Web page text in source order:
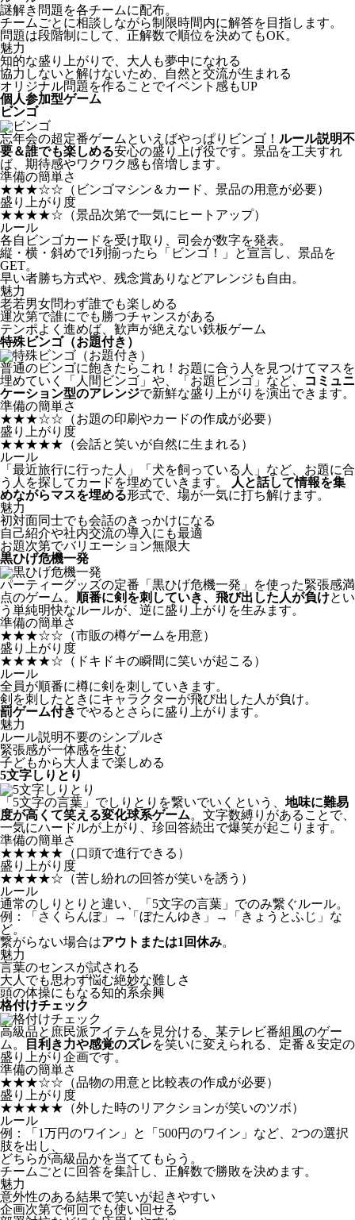
謎解き問題を各チームに配布。
チームごとに相談しながら制限時間内に解答を目指します。
問題は段階制にして、正解数で順位を決めてもOK。
魅力
知的な盛り上がりで、大人も夢中になれる
協力しないと解けないため、自然と交流が生まれる
オリジナル問題を作ることでイベント感もUP
個人参加型ゲーム
ビンゴ
忘年会の超定番ゲームといえばやっぱりビンゴ！ ルール説明不
要＆誰でも楽しめる安心の盛り上げ役です。景品を工夫すれ
ば、期待感やワクワク感も倍増します。
準備の簡単さ
★★★☆☆ （ビンゴマシン＆カード、景品の用意が必要）
盛り上がり度
★★★★☆ （景品次第で一気にヒートアップ）
ルール
各自ビンゴカードを受け取り、司会が数字を発表。
縦・横・斜めで1列揃ったら「ビンゴ！」と宣言し、景品を
GET。
早い者勝ち方式や、残念賞ありなどアレンジも自由。
魅力
老若男女問わず誰でも楽しめる
運次第で誰にでも勝つチャンスがある
テンポよく進めば、歓声が絶えない鉄板ゲーム
特殊ビンゴ（お題付き）
普通のビンゴに飽きたらこれ！お題に合う人を見つけてマスを
埋めていく「人間ビンゴ」や、「お題ビンゴ」など、
コミュニ
ケーション型のアレンジで新鮮な盛り上がりを演出できます。
準備の簡単さ
★★★☆☆ （お題の印刷やカードの作成が必要）
盛り上がり度
★★★★★ （会話と笑いが自然に生まれる）
ルール
「最近旅行に行った人」「犬を飼っている人」など、お題に合
う人を探してカードを埋めていきます。
人と話して情報を集
めながらマスを埋める形式で、場が一気に打ち解けます。
魅力
初対面同士でも会話のきっかけになる
自己紹介や社内交流の導入にも最適
お題次第でバリエーション無限大
黒ひげ危機一発
パーティーグッズの定番「黒ひげ危機一発」を使った緊張感満
点のゲーム。 順番に剣を刺していき、飛び出した人が負けとい
う単純明快なルールが、逆に盛り上がりを生みます。
準備の簡単さ
★★★☆☆ （市販の樽ゲームを用意）
盛り上がり度
★★★★☆ （ドキドキの瞬間に笑いが起こる）
ルール
全員が順番に樽に剣を刺していきます。
剣を刺したときにキャラクターが飛び出した人が負け。
罰ゲーム付きでやるとさらに盛り上がります。
魅力
ルール説明不要のシンプルさ
緊張感が一体感を生む
子どもから大人まで楽しめる
5文字しりとり
「5文字の言葉」でしりとりを繋いでいくという、 地味に難易
度が高くて笑える変化球系ゲーム。文字数縛りがあることで、
一気にハードルが上がり、珍回答続出で爆笑が起こります。
準備の簡単さ
★★★★★ （口頭で進行できる）
盛り上がり度
★★★★☆ （苦し紛れの回答が笑いを誘う）
ルール
通常のしりとりと違い、「5文字の言葉」でのみ繋ぐルール。
例：「さくらんぼ」→「ぼたんゆき」→「きょうとふじ」な
ど。
繋がらない場合はアウトまたは1回休み。
魅力
言葉のセンスが試される
大人でも思わず悩む絶妙な難しさ
頭の体操にもなる知的系余興
格付けチェック
高級品と庶民派アイテムを見分ける、某テレビ番組風のゲー
ム。
目利き力や感覚のズレを笑いに変えられる、定番＆安定の
盛り上がり企画です。
準備の簡単さ
★★★☆☆ （品物の用意と比較表の作成が必要）
盛り上がり度
★★★★★ （外した時のリアクションが笑いのツボ）
ルール
例：「1万円のワイン」と「500円のワイン」など、2つの選択
肢を出し、
どちらが高級品かを当ててもらう。
チームごとに回答を集計し、正解数で勝敗を決めます。
魅力
意外性のある結果で笑いが起きやすい
企画次第で何回でも使い回せる